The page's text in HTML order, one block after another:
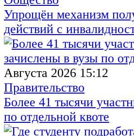
Упрощён механизм
действий с
Августа 2026 15:12
Правительство
Более 41 тысячи
по отдельной квоте